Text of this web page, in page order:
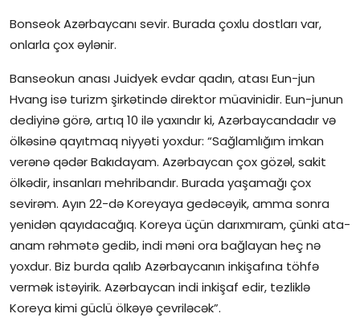
Bonseok Azərbaycanı sevir. Burada çoxlu dostları var,
onlarla çox əylənir.
Banseokun anası Juidyek evdar qadın, atası Eun-jun
Hvang isə turizm şirkətində direktor müavinidir. Eun-junun
dediyinə görə, artıq 10 ilə yaxındır ki, Azərbaycandadır və
ölkəsinə qayıtmaq niyyəti yoxdur: “Sağlamlığım imkan
verənə qədər Bakıdayam. Azərbaycan çox gözəl, sakit
ölkədir, insanları mehribandır. Burada yaşamağı çox
sevirəm. Ayın 22-də Koreyaya gedəcəyik, amma sonra
yenidən qayıdacağıq. Koreya üçün darıxmıram, çünki ata-
anam rəhmətə gedib, indi məni ora bağlayan heç nə
yoxdur. Biz burda qalıb Azərbaycanın inkişafına töhfə
vermək istəyirik. Azərbaycan indi inkişaf edir, tezliklə
Koreya kimi güclü ölkəyə çevriləcək”.